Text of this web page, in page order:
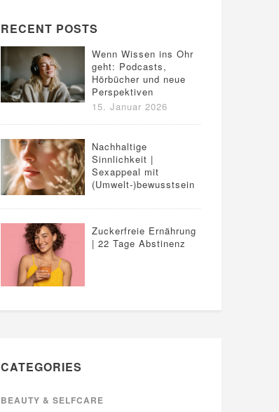
RECENT POSTS
Wenn Wissen ins Ohr
geht: Podcasts,
Hörbücher und neue
Perspektiven
15. Januar 2026
Nachhaltige
Sinnlichkeit |
Sexappeal mit
(Umwelt-)bewusstsein
Zuckerfreie Ernährung
| 22 Tage Abstinenz
CATEGORIES
BEAUTY & SELFCARE